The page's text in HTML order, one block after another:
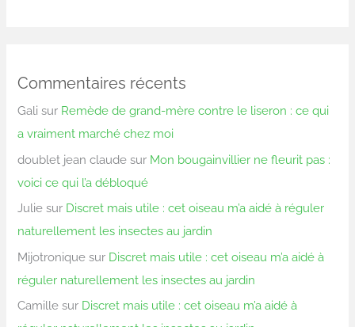
Commentaires récents
Gali sur Remède de grand-mère contre le liseron : ce qui
a vraiment marché chez moi
doublet jean claude sur Mon bougainvillier ne fleurit pas :
voici ce qui l’a débloqué
Julie sur Discret mais utile : cet oiseau m’a aidé à réguler
naturellement les insectes au jardin
Mijotronique sur Discret mais utile : cet oiseau m’a aidé à
réguler naturellement les insectes au jardin
Camille sur Discret mais utile : cet oiseau m’a aidé à